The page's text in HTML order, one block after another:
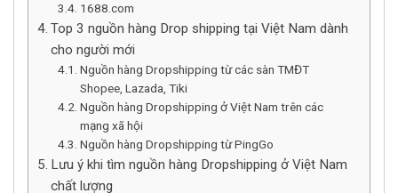
1688.com
Top 3 nguồn hàng Drop shipping tại Việt Nam dành
cho người mới
Nguồn hàng Dropshipping từ các sàn TMĐT
Shopee, Lazada, Tiki
Nguồn hàng Dropshipping ở Việt Nam trên các
mạng xã hội
Nguồn hàng Dropshipping từ PingGo
Lưu ý khi tìm nguồn hàng Dropshipping ở Việt Nam
chất lượng